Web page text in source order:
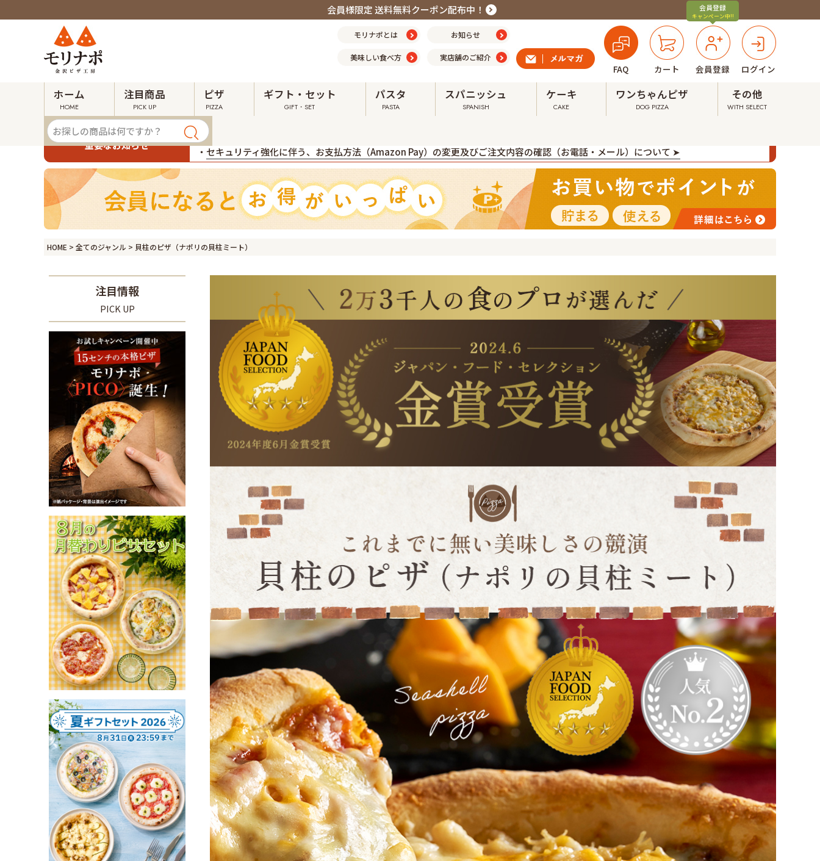
会員様限定 送料無料クーポン配布中！
モリナポとは お知らせ
美味しい食べ方 実店舗のご紹介
FAQ カート 会員登録
会員登録
キャンペーン中!!
ログイン
ホーム
HOME
注目商品
PICK UP
ピザ
PIZZA
ギフト・セット
GIFT・SET
パスタ
PASTA
スパニッシュ
SPANISH
ケーキ
CAKE
ワンちゃんピザ
DOG PIZZA
その他
WITH SELECT
重要なお知らせ
・令和８年熊本地震の影響による配送への影響について ➤
・ セキュリティ強化に伴う、お支払方法（Amazon Pay）の変更及びご注文内容の確認（お電話・メール）について ➤
HOME 全てのジャンル 貝柱のピザ（ナポリの貝柱ミート）
注目情報
PICK UP